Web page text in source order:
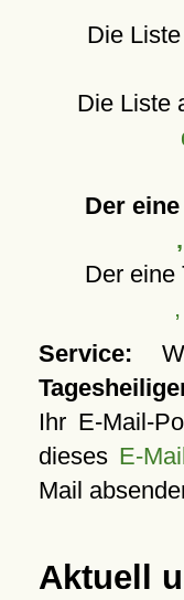
Die
Die Liste
Der
Der eine
Service:
Ihr E-Mail-
dieses E-
Mail
Aktuell